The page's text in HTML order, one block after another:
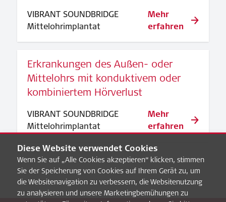
VIBRANT SOUNDBRIDGE
Mittelohrimplantat
Mehr
erfahren
Erkrankungen des Außen- oder
Mittelohrs mit konduktivem oder
kombiniertem Hörverlust
VIBRANT SOUNDBRIDGE
Mittelohrimplantat
Mehr
erfahren
Diese Website verwendet Cookies
Wenn Sie auf „Alle Cookies akzeptieren“ klicken, stimmen
Sie der Speicherung von Cookies auf Ihrem Gerät zu, um
die Websitenavigation zu verbessern, die Websitenutzung
zu analysieren und unsere Marketingbemühungen zu